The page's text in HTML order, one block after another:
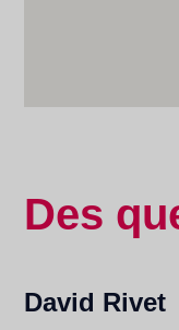
Des
David Rivet